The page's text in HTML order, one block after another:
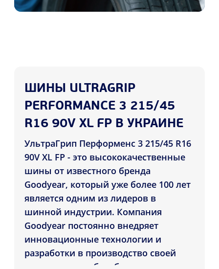
ШИНЫ ULTRAGRIP
PERFORMANCE 3 215/45
R16 90V XL FP В УКРАИНЕ
УльтраГрип Перформенс 3 215/45 R16
90V XL FP - это высококачественные
шины от известного бренда
Goodyear, который уже более 100 лет
является одним из лидеров в
шинной индустрии. Компания
Goodyear постоянно внедряет
инновационные технологии и
разработки в производство своей
продукции, чтобы обеспечить